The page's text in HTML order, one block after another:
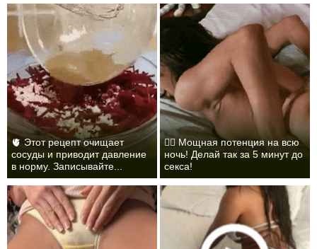
🫀 Этот рецепт очищает
сосуды и приводит давление
в норму. Записывайте...
❤️‍🔥 Мощная потенция на всю
ночь! Делай так за 5 минут до
секса!